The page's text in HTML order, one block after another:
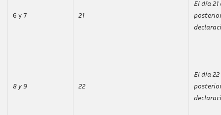
6 y 7
8 y 9
21
22
El día
El día